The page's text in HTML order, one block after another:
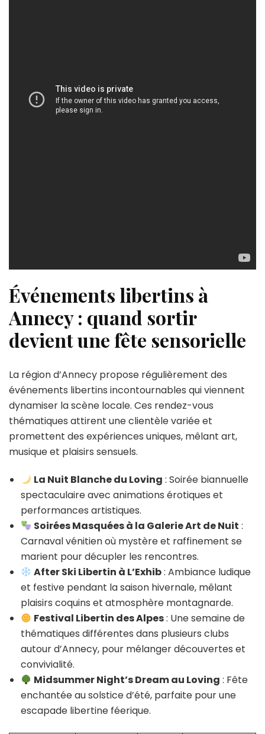
Événements libertins à
Annecy : quand sortir
devient une fête sensorielle
La région d’Annecy propose régulièrement des
événements libertins incontournables qui viennent
dynamiser la scène locale. Ces rendez-vous
thématiques attirent une clientèle variée et
promettent des expériences uniques, mêlant art,
musique et plaisirs sensuels.
La Nuit Blanche du Loving : Soirée biannuelle
spectaculaire avec animations érotiques et
performances artistiques.
Soirées Masquées à la Galerie Art de Nuit :
Carnaval vénitien où mystère et raffinement se
marient pour décupler les rencontres.
After Ski Libertin à L’Exhib: Ambiance ludique
et festive pendant la saison hivernale, mêlant
plaisirs coquins et atmosphère montagnarde.
Festival Libertin des Alpes: Une semaine de
thématiques différentes dans plusieurs clubs
autour d’Annecy, pour mélanger découvertes et
convivialité.
Midsummer Night’s Dream au Loving : Fête
enchantée au solstice d’été, parfaite pour une
escapade libertine féerique.